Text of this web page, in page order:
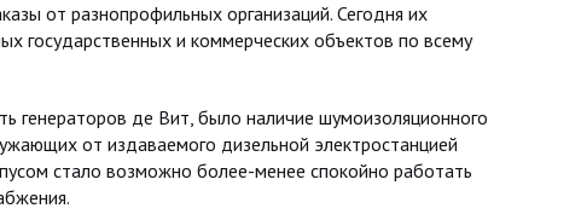
от разнопрофильных организаций. Сегодня их
государственных и коммерческих объектов по всему
генераторов де Вит, было наличие шумоизоляционного
от издаваемого дизельной электростанцией
стало возможно более-менее спокойно работать